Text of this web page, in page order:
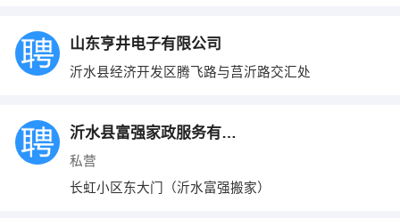
山东亨井电子有限公司
沂水县经济开发区腾飞路与莒沂路交汇处
沂水县富强家政服务有限公司
私营
长虹小区东大门（沂水富强搬家）